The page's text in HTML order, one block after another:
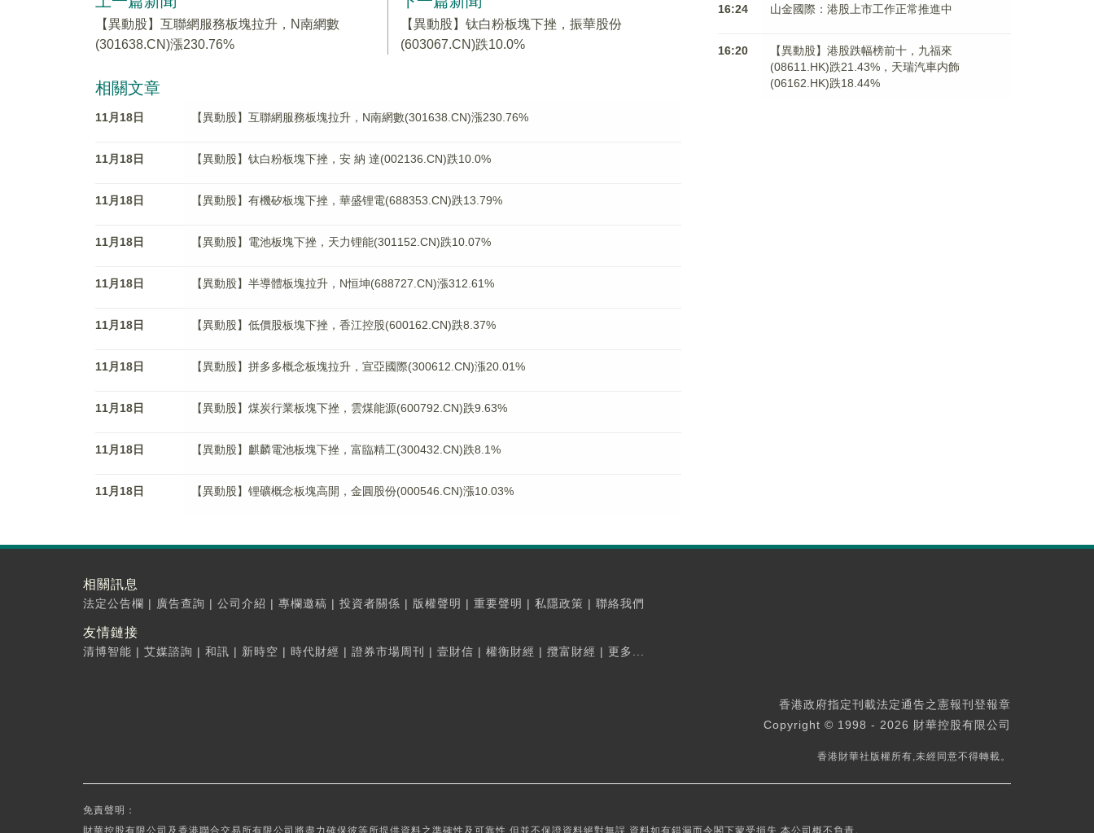
【異動股】互聯網服務板塊拉升，N南網數
(301638.CN)漲230.76%
【異動股】钛白粉板塊下挫，振華股份
(603067.CN)跌10.0%
相關文章
11月18日 【異動股】互聯網服務板塊拉升，N南網數(301638.CN)漲230.76%
11月18日 【異動股】钛白粉板塊下挫，安 納 達(002136.CN)跌10.0%
11月18日 【異動股】有機矽板塊下挫，華盛锂電(688353.CN)跌13.79%
11月18日 【異動股】電池板塊下挫，天力锂能(301152.CN)跌10.07%
11月18日 【異動股】半導體板塊拉升，N恒坤(688727.CN)漲312.61%
11月18日 【異動股】低價股板塊下挫，香江控股(600162.CN)跌8.37%
11月18日 【異動股】拼多多概念板塊拉升，宣亞國際(300612.CN)漲20.01%
11月18日 【異動股】煤炭行業板塊下挫，雲煤能源(600792.CN)跌9.63%
11月18日 【異動股】麒麟電池板塊下挫，富臨精工(300432.CN)跌8.1%
11月18日 【異動股】锂礦概念板塊高開，金圓股份(000546.CN)漲10.03%
16:24 山金國際：港股上市工作正常推進中
16:20
【異動股】港股跌幅榜前十，九福來
(08611.HK)跌21.43%，天瑞汽車内飾
(06162.HK)跌18.44%
相關訊息
法定公告欄 | 廣告查詢 | 公司介紹 | 專欄邀稿 | 投資者關係 | 版權聲明 | 重要聲明 | 私隱政策 | 聯絡我們
友情鏈接
清博智能 | 艾媒諮詢 | 和訊 | 新時空 | 時代財經 | 證券市場周刊 | 壹財信 | 權衡財經 | 攬富財經 | 更多...
香港政府指定刊載法定通告之憲報刊登報章
Copyright © 1998 - 2026 財華控股有限公司
香港財華社版權所有,未經同意不得轉載。
免責聲明：